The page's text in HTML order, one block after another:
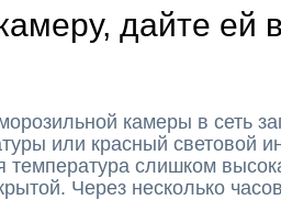
дайте ей
камеры в сеть
или красный световой
температура слишком
Через несколько